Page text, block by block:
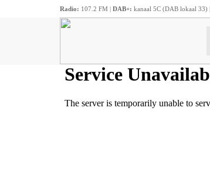
Radio: 107.2 FM | DAB+: kanaal 5C (DAB lokaal 33) |